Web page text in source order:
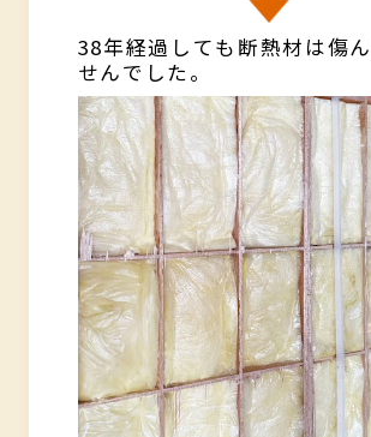
38年経過しても断熱材は傷
せんでした。